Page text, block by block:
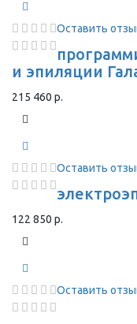
Оставить
и эпиляции
215 460 р.
Оставить
122 850 р.
Оставить